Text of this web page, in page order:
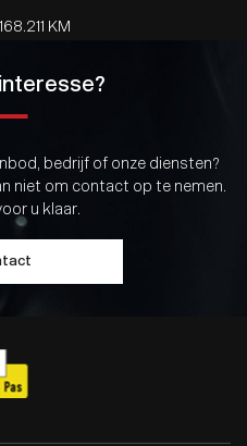
168.211 KM
interesse?
bedrijf of onze diensten?
niet om contact op te nemen.
u klaar.